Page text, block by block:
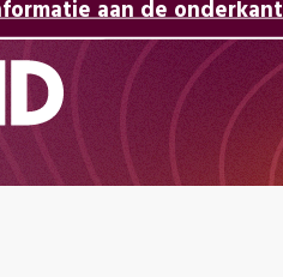
aan de onderkant